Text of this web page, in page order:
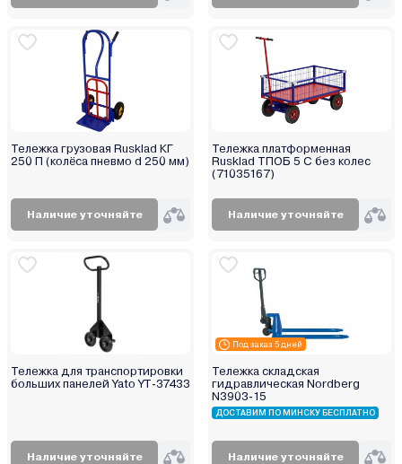
Тележка грузовая Rusklad КГ
250 П (колёса пневмо d 250 мм)
Наличие уточняйте
Тележка платформенная
Rusklad ТПОБ 5 С без колес
(71035167)
Наличие уточняйте
Тележка для транспортировки
больших панелей Yato YT-37433
Наличие уточняйте
Под заказ 5 дней
Тележка складская
гидравлическая Nordberg
N3903-15
ДОСТАВИМ ПО МИНСКУ БЕСПЛАТНО
Наличие уточняйте